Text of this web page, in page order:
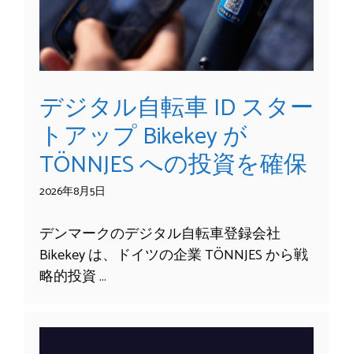
デジタル自転車 ID スター
トアップ Bikekey が
TÖNNJES への投資を確保
2026年8月5日
デンマークのデジタル自転車登録会社
Bikekey は、ドイツの企業 TÖNNJES から戦
略的投資 …